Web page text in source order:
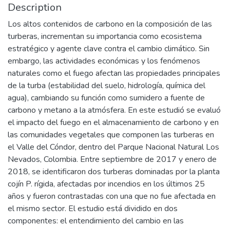
Description
Los altos contenidos de carbono en la composición de las
turberas, incrementan su importancia como ecosistema
estratégico y agente clave contra el cambio climático. Sin
embargo, las actividades económicas y los fenómenos
naturales como el fuego afectan las propiedades principales
de la turba (estabilidad del suelo, hidrología, química del
agua), cambiando su función como sumidero a fuente de
carbono y metano a la atmósfera. En este estudió se evaluó
el impacto del fuego en el almacenamiento de carbono y en
las comunidades vegetales que componen las turberas en
el Valle del Cóndor, dentro del Parque Nacional Natural Los
Nevados, Colombia. Entre septiembre de 2017 y enero de
2018, se identificaron dos turberas dominadas por la planta
cojín P. rígida, afectadas por incendios en los últimos 25
años y fueron contrastadas con una que no fue afectada en
el mismo sector. El estudio está dividido en dos
componentes: el entendimiento del cambio en las